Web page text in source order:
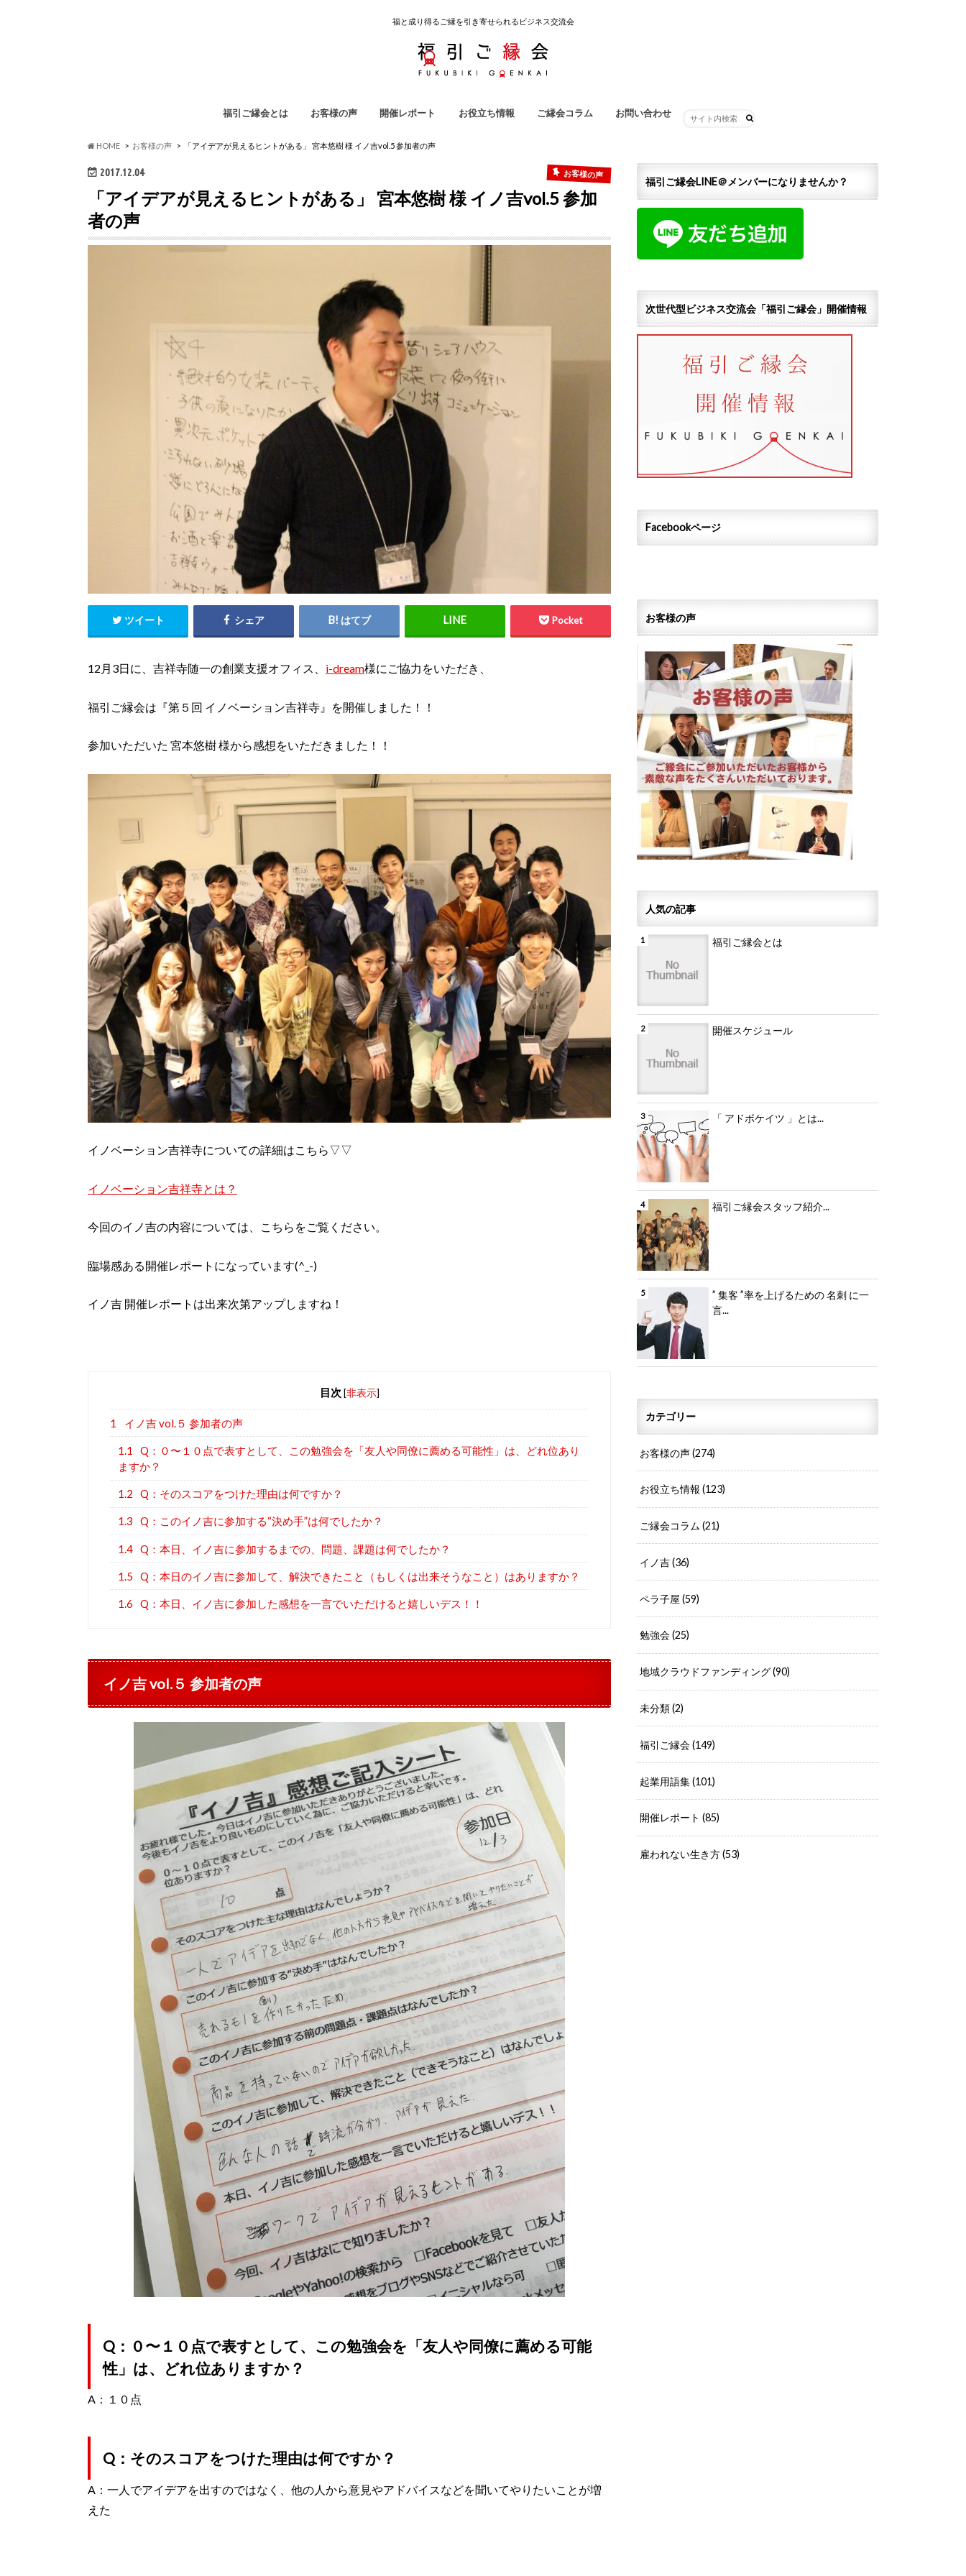
福と成り得るご縁を引き寄せられるビジネス交流会
福引ご縁会とは お客様の声 開催レポート お役立ち情報 ご縁会コラム お問い合わせ
HOME お客様の声 「アイデアが見えるヒントがある」 宮本悠樹 様 イノ吉vol.5 参加者の声
2017.12.04 お客様の声
「アイデアが見えるヒントがある」 宮本悠樹 様 イノ吉vol.5 参加
者の声
ツイート シェア はてブ Pocket
12月3日に、吉祥寺随一の創業支援オフィス、 i-dream様にご協力をいただき、
福引ご縁会は『第５回 イノベーション吉祥寺』を開催しました！！
参加いただいた 宮本悠樹 様から感想をいただきました！！
イノベーション吉祥寺についての詳細はこちら▽▽
イノベーション吉祥寺とは？
今回のイノ吉の内容については、こちらをご覧ください。
臨場感ある開催レポートになっています(^_-)
イノ吉 開催レポートは出来次第アップしますね！
目次 [非表示]
1 イノ吉 vol.５ 参加者の声
1.1
Q：０〜１０点で表すとして、この勉強会を「友人や同僚に薦める可能性」は、どれ位あり
ますか？
1.2 Q：そのスコアをつけた理由は何ですか？
1.3 Q：このイノ吉に参加する“決め手”は何でしたか？
1.4 Q：本日、イノ吉に参加するまでの、問題、課題は何でしたか？
1.5 Q：本日のイノ吉に参加して、解決できたこと（もしくは出来そうなこと）はありますか？
1.6 Q：本日、イノ吉に参加した感想を一言でいただけると嬉しいデス！！
イノ吉 vol.５ 参加者の声
Q：０〜１０点で表すとして、この勉強会を「友人や同僚に薦める可能
性」は、どれ位ありますか？
A：１０点
Q：そのスコアをつけた理由は何ですか？
A：一人でアイデアを出すのではなく、他の人から意見やアドバイスなどを聞いてやりたいことが増
えた
福引ご縁会LINE＠メンバーになりませんか？
次世代型ビジネス交流会「福引ご縁会」開催情報
Facebookページ
お客様の声
人気の記事
福引ご縁会とは
開催スケジュール
「 アドボケイツ 」とは...
福引ご縁会スタッフ紹介...
” 集客 ”率を上げるための 名刺 に一
言...
カテゴリー
お客様の声(274)
お役立ち情報(123)
ご縁会コラム(21)
イノ吉(36)
ペラ子屋(59)
勉強会(25)
地域クラウドファンディング(90)
未分類(2)
福引ご縁会(149)
起業用語集(101)
開催レポート(85)
雇われない生き方(53)